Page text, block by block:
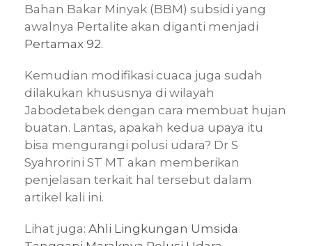
Bahan Bakar Minyak (BBM) subsidi yang
awalnya Pertalite akan diganti menjadi
Pertamax 92.
Kemudian modifikasi cuaca juga sudah
dilakukan khususnya di wilayah
Jabodetabek dengan cara membuat hujan
buatan. Lantas, apakah kedua upaya itu
bisa mengurangi polusi udara? Dr S
Syahrorini ST MT akan memberikan
penjelasan terkait hal tersebut dalam
artikel kali ini.
Lihat juga: Ahli Lingkungan Umsida